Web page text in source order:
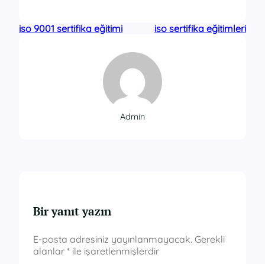
iso 9001 sertifika eğitimi iso sertifika eğitimleri
Admin
Bir yanıt yazın
E-posta adresiniz yayınlanmayacak. Gerekli
alanlar * ile işaretlenmişlerdir